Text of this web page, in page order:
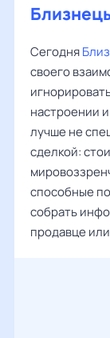
Сегодня
своего
настроении
лучше не
сделкой:
способные
собрать
продавце